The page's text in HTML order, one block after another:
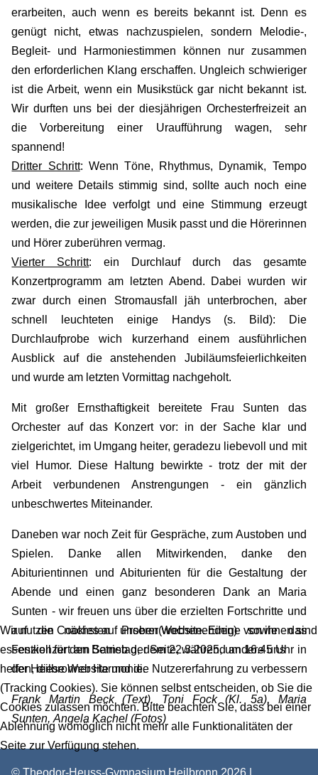
erarbeiten, auch wenn es bereits bekannt ist. Denn es
genügt nicht, etwas nachzuspielen, sondern Melodie-,
Begleit- und Harmoniestimmen können nur zusammen
den erforderlichen Klang erschaffen. Ungleich schwieriger
ist die Arbeit, wenn ein Musikstück gar nicht bekannt ist.
Wir durften uns bei der diesjährigen Orchesterfreizeit an
die Vorbereitung einer Uraufführung wagen, sehr
spannend!
Dritter Schritt: Wenn Töne, Rhythmus, Dynamik, Tempo
und weitere Details stimmig sind, sollte auch noch eine
musikalische Idee verfolgt und eine Stimmung erzeugt
werden, die zur jeweiligen Musik passt und die Hörerinnen
und Hörer zuberühren vermag.
Vierter Schritt: ein Durchlauf durch das gesamte
Konzertprogramm am letzten Abend. Dabei wurden wir
zwar durch einen Stromausfall jäh unterbrochen, aber
schnell leuchteten einige Handys (s. Bild): Die
Durchlaufprobe wich kurzerhand einem ausführlichen
Ausblick auf die anstehenden Jubiläumsfeierlichkeiten
und wurde am letzten Vormittag nachgeholt.
Mit großer Ernsthaftigkeit bereitete Frau Sunten das
Orchester auf das Konzert vor: in der Sache klar und
zielgerichtet, im Umgang heiter, geradezu liebevoll und mit
viel Humor. Diese Haltung bewirkte - trotz der mit der
Arbeit verbundenen Anstrengungen - ein gänzlich
unbeschwertes Miteinander.
Daneben war noch Zeit für Gespräche, zum Austoben und
Spielen. Danke allen Mitwirkenden, danke den
Abiturientinnen und Abiturienten für die Gestaltung der
Abende und einen ganz besonderen Dank an Maria
Sunten - wir freuen uns über die erzielten Fortschritte und
auf die nächsten Proben(wochenenden) sowie das
Festkonzert am Samstag, dem 22.3.2025, um 16.45 Uhr in
der Heilbronner Harmonie.
Frank Martin Beck (Text), Toni Fock (Kl. 5a), Maria
Sunten,Angela Kachel (Fotos)
© Theodor-Heuss-Gymnasium Heilbronn 2026 |
Wir nutzen Cookies auf unserer Website. Einige von ihnen sind
essenziell für den Betrieb der Seite, während andere uns
helfen, diese Website und die Nutzererfahrung zu verbessern
(Tracking Cookies). Sie können selbst entscheiden, ob Sie die
Cookies zulassen möchten. Bitte beachten Sie, dass bei einer
Ablehnung womöglich nicht mehr alle Funktionalitäten der
Seite zur Verfügung stehen.